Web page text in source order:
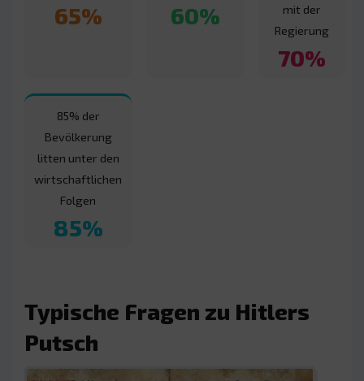
65% 60%
mit der
Regierung
70%
85% der
Bevölkerung
litten unter den
wirtschaftlichen
Folgen
85%
Typische Fragen zu Hitlers
Putsch